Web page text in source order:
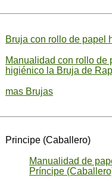
Bruja con rollo de papel
Manualidad con rollo de
higiénico la Bruja de
mas Brujas
Principe (Caballero)
Manualidad de
Príncipe